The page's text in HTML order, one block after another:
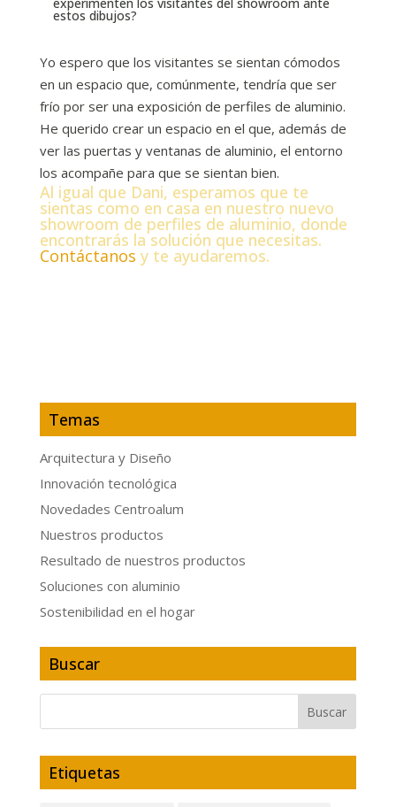
estos dibujos?
Yo espero que los visitantes se sientan cómodos
en un espacio que, comúnmente, tendría que ser
frío por ser una exposición de perfiles de aluminio.
He querido crear un espacio en el que, además de
ver las puertas y ventanas de aluminio, el entorno
los acompañe para que se sientan bien.
Al igual que Dani, esperamos que te
sientas como en casa en nuestro nuevo
showroom de perfiles de aluminio, donde
encontrarás la solución que necesitas.
Contáctanos y te ayudaremos.
Temas
Arquitectura y Diseño
Innovación tecnológica
Novedades Centroalum
Nuestros productos
Resultado de nuestros productos
Soluciones con aluminio
Sostenibilidad en el hogar
Buscar
Etiquetas